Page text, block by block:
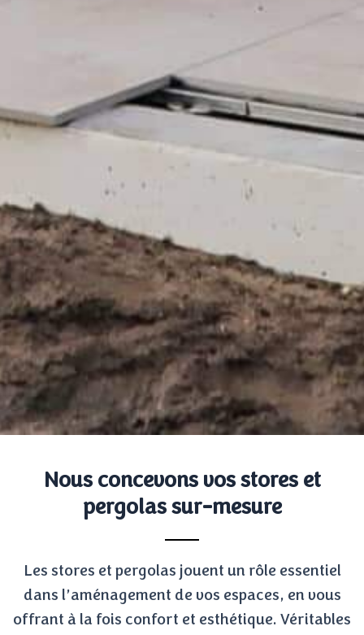
Nous concevons vos stores et
pergolas sur-mesure
Les stores et pergolas jouent un rôle essentiel
dans l’aménagement de vos espaces, en vous
offrant à la fois confort et esthétique. Véritables